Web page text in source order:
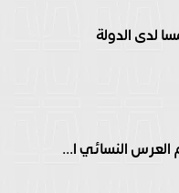
لدى الدولة
العرس النسائي ا...